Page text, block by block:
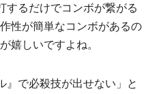
するだけでコンボが繋がる
性が簡単なコンボがあるの
嬉しいですよね。
』で必殺技が出せない」と